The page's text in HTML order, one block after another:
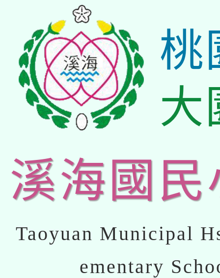
桃
大
溪海國民
Taoyuan Municipal
ementary